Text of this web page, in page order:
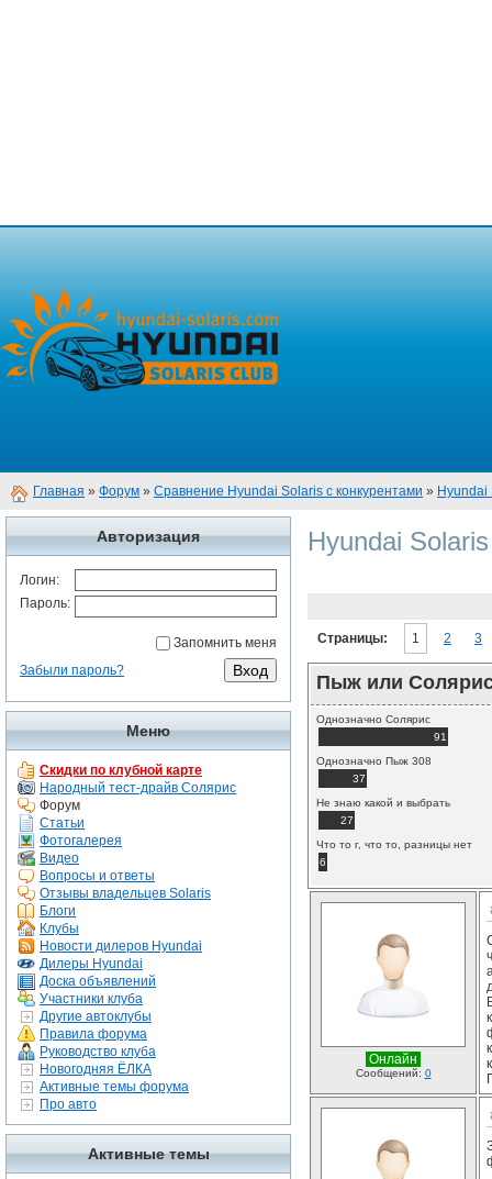
Главная » Форум » Сравнение Hyundai Solaris с конкурентами » Hyundai
Авторизация
Логин:
Пароль:
Запомнить меня
Забыли пароль?
Меню
Скидки по клубной карте
Народный тест-драйв Солярис
Форум
Статьи
Фотогалерея
Видео
Вопросы и ответы
Отзывы владельцев Solaris
Блоги
Клубы
Новости дилеров Hyundai
Дилеры Hyundai
Доска объявлений
Участники клуба
Другие автоклубы
Правила форума
Руководство клуба
Новогодняя ЁЛКА
Активные темы форума
Про авто
Активные темы
Hyundai
Страницы: 1 2 3
Пыж или
Однозначно Солярис
91
Однозначно Пыж 308
37
Не знаю какой и выбрать
27
Что то г, что то, разницы нет
6
Онлайн
Сообщений: 0